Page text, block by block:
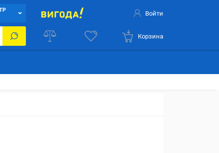
Войти
Корзина